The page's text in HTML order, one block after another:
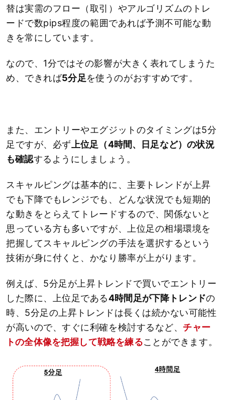
替は実需のフロー（取引）やアルゴリズムのトレ
ードで数pips程度の範囲であれば予測不可能な動
きを常にしています。
なので、1分ではその影響が大きく表れてしまうた
め、できれば5分足を使うのがおすすめです。
また、エントリーやエグジットのタイミングは5分
足ですが、必ず 上位足（4時間、日足など）の状況
も確認するようにしましょう。
スキャルピングは基本的に、主要トレンドが上昇
でも下降でもレンジでも、どんな状況でも短期的
な動きをとらえてトレードするので、関係ないと
思っている方も多いですが、上位足の相場環境を
把握してスキャルピングの手法を選択するという
技術が身に付くと、かなり勝率が上がります。
例えば、5分足が上昇トレンドで買いでエントリー
した際に、上位足である4時間足が下降トレンドの
時、5分足の上昇トレンドは長くは続かない可能性
が高いので、すぐに利確を検討するなど、 チャー
トの全体像を把握して戦略を練ることができます。